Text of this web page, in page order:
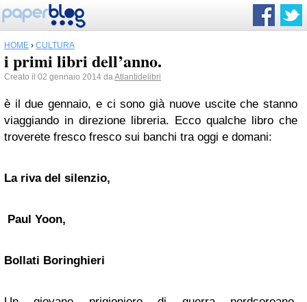
HOME › CULTURA
i primi libri dell’anno.
Creato il 02 gennaio 2014 daAtlantidelibri
è il due gennaio, e ci sono già nuove uscite che stanno
viaggiando in direzione libreria. Ecco qualche libro che
troverete fresco fresco sui banchi tra oggi e domani:
La riva del silenzio,
Paul Yoon,
Bollati Boringhieri